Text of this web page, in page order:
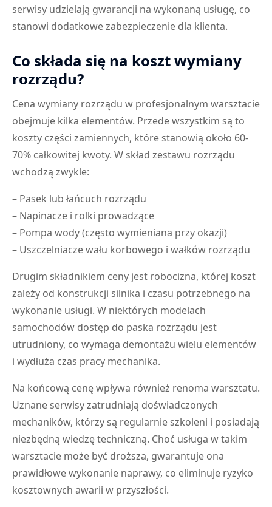
serwisy udzielają gwarancji na wykonaną usługę, co
stanowi dodatkowe zabezpieczenie dla klienta.
Co składa się na koszt wymiany
rozrządu?
Cena wymiany rozrządu w profesjonalnym warsztacie
obejmuje kilka elementów. Przede wszystkim są to
koszty części zamiennych, które stanowią około 60-
70% całkowitej kwoty. W skład zestawu rozrządu
wchodzą zwykle:
– Pasek lub łańcuch rozrządu
– Napinacze i rolki prowadzące
– Pompa wody (często wymieniana przy okazji)
– Uszczelniacze wału korbowego i wałków rozrządu
Drugim składnikiem ceny jest robocizna, której koszt
zależy od konstrukcji silnika i czasu potrzebnego na
wykonanie usługi. W niektórych modelach
samochodów dostęp do paska rozrządu jest
utrudniony, co wymaga demontażu wielu elementów
i wydłuża czas pracy mechanika.
Na końcową cenę wpływa również renoma warsztatu.
Uznane serwisy zatrudniają doświadczonych
mechaników, którzy są regularnie szkoleni i posiadają
niezbędną wiedzę techniczną. Choć usługa w takim
warsztacie może być droższa, gwarantuje ona
prawidłowe wykonanie naprawy, co eliminuje ryzyko
kosztownych awarii w przyszłości.